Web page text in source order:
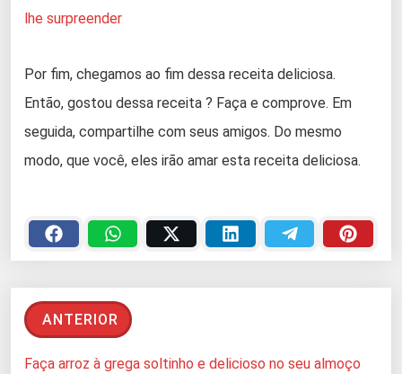
lhe surpreender
Por fim, chegamos ao fim dessa receita deliciosa.
Então, gostou dessa receita ? Faça e comprove. Em
seguida, compartilhe com seus amigos. Do mesmo
modo, que você, eles irão amar esta receita deliciosa.
ANTERIOR
Faça arroz à grega soltinho e delicioso no seu almoço